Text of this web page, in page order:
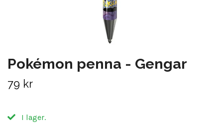
Pokémon penna - Gengar
79 kr
I lager.